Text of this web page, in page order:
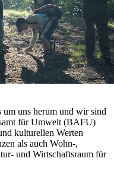
um uns herum und wir sind
für Umwelt (BAFU)
kulturellen Werten
als auch Wohn-,
und Wirtschaftsraum für